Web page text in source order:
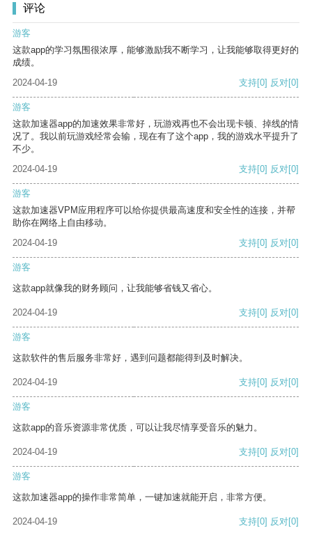
评论
游客
这款app的学习氛围很浓厚，能够激励我不断学习，让我能够取得更好的
成绩。
2024-04-19
支持[0] 反对[0]
游客
这款加速器app的加速效果非常好，玩游戏再也不会出现卡顿、掉线的情
况了。我以前玩游戏经常会输，现在有了这个app，我的游戏水平提升了
不少。
2024-04-19
支持[0] 反对[0]
游客
这款加速器VPM应用程序可以给你提供最高速度和安全性的连接，并帮
助你在网络上自由移动。
2024-04-19
支持[0] 反对[0]
游客
这款app就像我的财务顾问，让我能够省钱又省心。
2024-04-19 支持[0] 反对[0]
游客
这款软件的售后服务非常好，遇到问题都能得到及时解决。
2024-04-19 支持[0] 反对[0]
游客
这款app的音乐资源非常优质，可以让我尽情享受音乐的魅力。
2024-04-19 支持[0] 反对[0]
游客
这款加速器app的操作非常简单，一键加速就能开启，非常方便。
2024-04-19 支持[0] 反对[0]